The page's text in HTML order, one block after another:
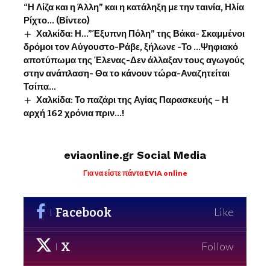
“Η Λίζα και η Άλλη” και η κατάληξη με την ταινία, Ηλία
Ρίχτο… (Βίντεο)
Χαλκίδα: Η…”Έξυπνη Πόλη” της Βάκα- Σκαμμένοι
δρόμοι τον Αύγουστο-Ράβε, ξήλωνε -Το …Ψηφιακό
αποτύπωμα της Έλενας-Δεν άλλαξαν τους αγωγούς
στην ανάπλαση- Θα το κάνουν τώρα-Αναζητείται
Τσίπα…
Χαλκίδα: Το παζάρι της Αγίας Παρασκευής – Η
αρχή 162 χρόνια πριν…!
eviaonline.gr Social Media
Για να είστε πάντα EVIA online
Facebook Like
X Follow